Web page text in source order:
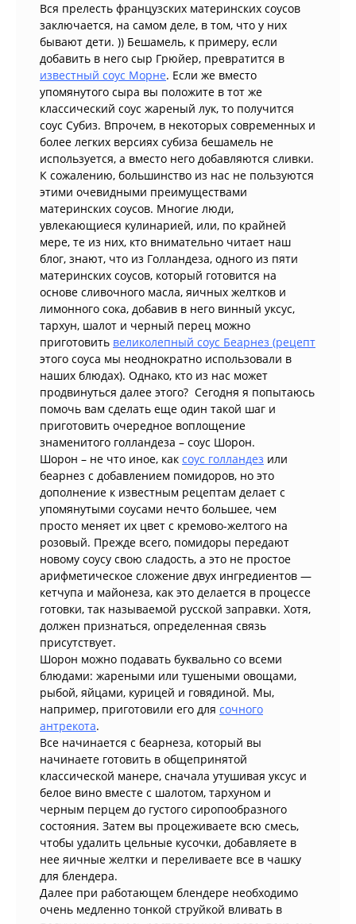
Вся прелесть французских материнских соусов
заключается, на самом деле, в том, что у них
бывают дети. )) Бешамель, к примеру, если
добавить в него сыр Грюйер, превратится в
известный соус Морне. Если же вместо
упомянутого сыра вы положите в тот же
классический соус жареный лук, то получится
соус Субиз. Впрочем, в некоторых современных и
более легких версиях субиза бешамель не
используется, а вместо него добавляются сливки.
К сожалению, большинство из нас не пользуются
этими очевидными преимуществами
материнских соусов. Многие люди,
увлекающиеся кулинарией, или, по крайней
мере, те из них, кто внимательно читает наш
блог, знают, что из Голландеза, одного из пяти
материнских соусов, который готовится на
основе сливочного масла, яичных желтков и
лимонного сока, добавив в него винный уксус,
тархун, шалот и черный перец можно
приготовить великолепный соус Беарнез (рецепт
этого соуса мы неоднократно использовали в
наших блюдах). Однако, кто из нас может
продвинуться далее этого? Сегодня я попытаюсь
помочь вам сделать еще один такой шаг и
приготовить очередное воплощение
знаменитого голландеза – соус Шорон.
Шорон – не что иное, как соус голландез или
беарнез с добавлением помидоров, но это
дополнение к известным рецептам делает с
упомянутыми соусами нечто большее, чем
просто меняет их цвет с кремово-желтого на
розовый. Прежде всего, помидоры передают
новому соусу свою сладость, а это не простое
арифметическое сложение двух ингредиентов —
кетчупа и майонеза, как это делается в процессе
готовки, так называемой русской заправки. Хотя,
должен признаться, определенная связь
присутствует.
Шорон можно подавать буквально со всеми
блюдами: жареными или тушеными овощами,
рыбой, яйцами, курицей и говядиной. Мы,
например, приготовили его для сочного
антрекота.
Все начинается с беарнеза, который вы
начинаете готовить в общепринятой
классической манере, сначала утушивая уксус и
белое вино вместе с шалотом, тархуном и
черным перцем до густого сиропообразного
состояния. Затем вы процеживаете всю смесь,
чтобы удалить цельные кусочки, добавляете в
нее яичные желтки и переливаете все в чашку
для блендера.
Далее при работающем блендере необходимо
очень медленно тонкой струйкой вливать в